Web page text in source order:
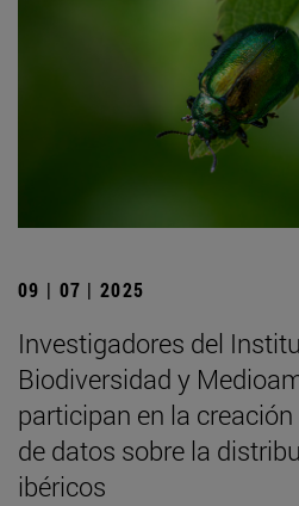
09 | 07 | 2025
Investigadores del
Biodiversidad y
participan en la
de datos sobre la
ibéricos